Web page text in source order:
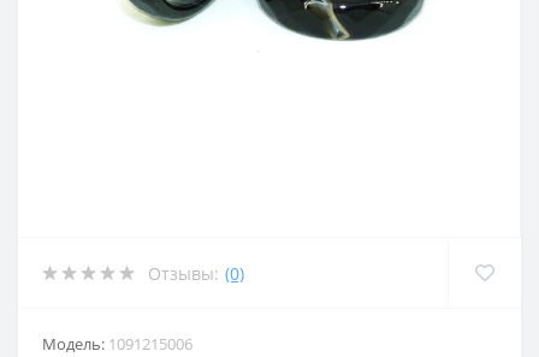
Отзывы: (0)
Модель: 1091215006